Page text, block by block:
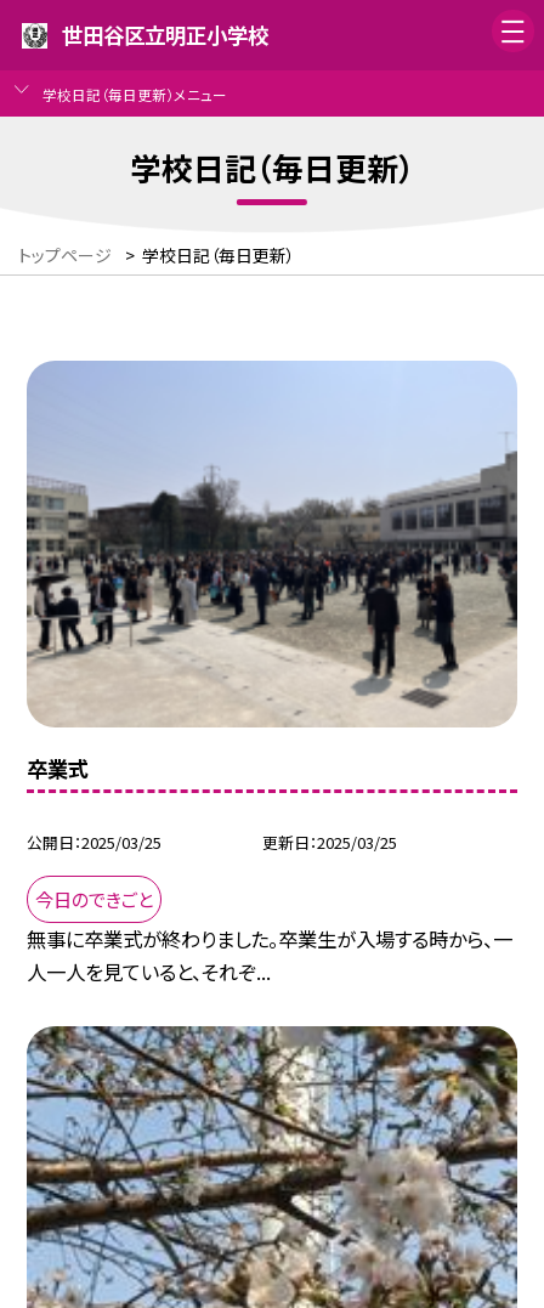
世田谷区立明正小学校
学校日記（毎日更新）メニュー
学校日記（毎日更新）
トップページ > 学校日記（毎日更新）
卒業式
公開日 2025/03/25 更新日 2025/03/25
今日のできごと
無事に卒業式が終わりました。卒業生が入場する時から、一
人一人を見ていると、それぞ...